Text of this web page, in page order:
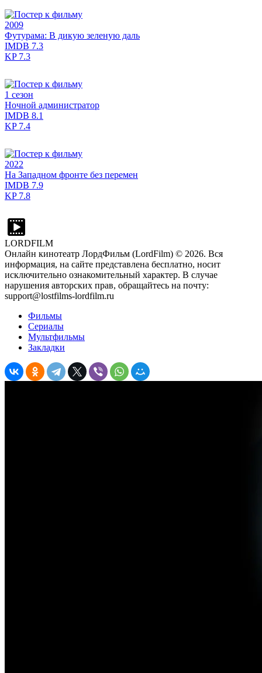
2009
Футурама: В дикую зеленую даль
IMDB 7.3
KP7.3
1 сезон
Ночной администратор
IMDB 8.1
KP7.4
2022
На Западном фронте без перемен
IMDB 7.9
KP7.8
LORDFILM
Онлайн кинотеатр ЛордФильм (LordFilm) © 2026. Вся
информация, на сайте представлена бесплатно, носит
исключительно ознакомительный характер. В случае
нарушения авторских прав, обращайтесь на почту:
support@lostfilms-lordfilm.ru
Фильмы
Сериалы
Мультфильмы
Закладки